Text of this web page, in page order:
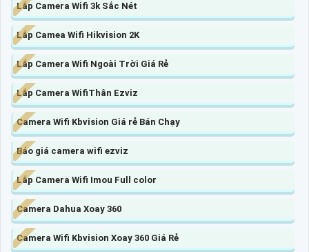
Lắp Camera Wifi 3k Sắc Nét
Lắp Camea Wifi Hikvision 2K
Lắp Camera Wifi Ngoài Trời Giá Rẻ
Lắp Camera WifiThân Ezviz
Camera Wifi Kbvision Giá rẻ Bán Chạy
Báo giá camera wifi ezviz
Lắp Camera Wifi Imou Full color
Camera Dahua Xoay 360
Camera Wifi Kbvision Xoay 360 Giá Rẻ